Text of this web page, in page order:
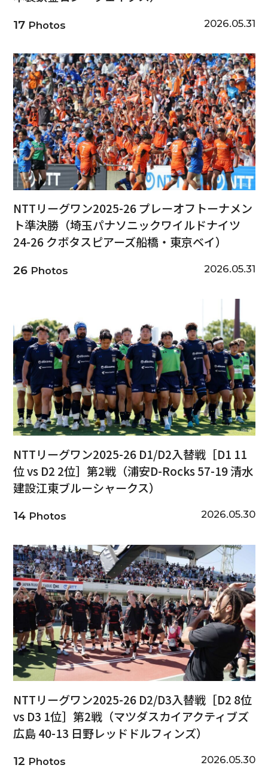
17Photos 2026.05.31
NTTリーグワン2025-26 プレーオフトーナメン
ト準決勝（埼玉パナソニックワイルドナイツ
24-26 クボタスピアーズ船橋・東京ベイ）
26Photos 2026.05.31
NTTリーグワン2025-26 D1/D2入替戦［D1 11
位 vs D2 2位］第2戦（浦安D-Rocks 57-19 清水
建設江東ブルーシャークス）
14Photos 2026.05.30
NTTリーグワン2025-26 D2/D3入替戦［D2 8位
vs D3 1位］第2戦（マツダスカイアクティブズ
広島 40-13 日野レッドドルフィンズ）
12 Photos 2026.05.30